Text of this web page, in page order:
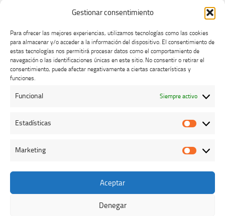
Gestionar consentimiento
Para ofrecer las mejores experiencias, utilizamos tecnologías como las cookies
para almacenar y/o acceder a la información del dispositivo. El consentimiento de
estas tecnologías nos permitirá procesar datos como el comportamiento de
navegación o las identificaciones únicas en este sitio. No consentir o retirar el
consentimiento, puede afectar negativamente a ciertas características y
funciones.
Funcional Siempre activo
Estadísticas
Marketing
Aceptar
Denegar
Buzón de dudas, quejas y sugerencias
Colegio Oficial de Veterinarios de Cáceres © 2026. Todos los